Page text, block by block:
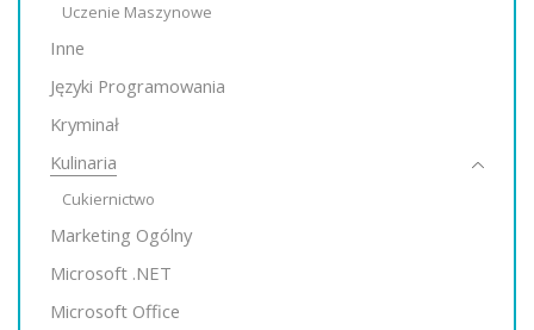
Uczenie Maszynowe
Inne
Języki Programowania
Kryminał
Kulinaria
Cukiernictwo
Marketing Ogólny
Microsoft .NET
Microsoft Office